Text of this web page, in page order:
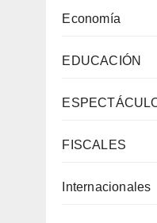
Economía
EDUCACIÓN
FISCALES
Internacionales